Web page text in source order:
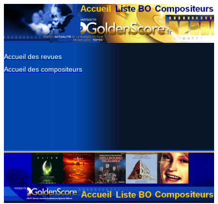
Accueil des revues
Accueil des compositeurs